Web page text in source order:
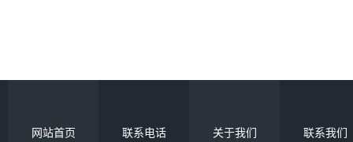
网站首页 联系电话 关于我们 联系我们